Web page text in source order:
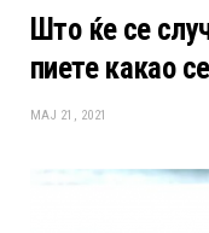
Што ќе се
пиете какао
МАЈ 21, 2021